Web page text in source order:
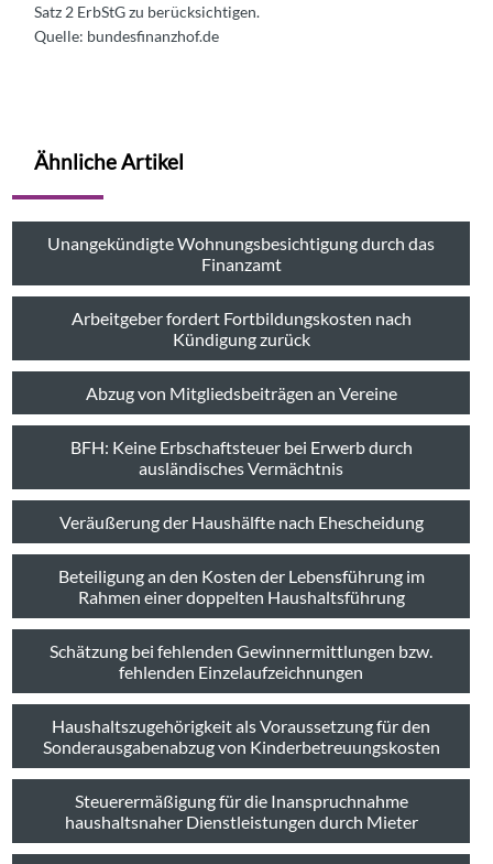
Satz 2 ErbStG zu berücksichtigen.
Quelle: bundesfinanzhof.de
Ähnliche Artikel
Unangekündigte Wohnungsbesichtigung durch das
Finanzamt
Arbeitgeber fordert Fortbildungskosten nach
Kündigung zurück
Abzug von Mitgliedsbeiträgen an Vereine
BFH: Keine Erbschaftsteuer bei Erwerb durch
ausländisches Vermächtnis
Veräußerung der Haushälfte nach Ehescheidung
Beteiligung an den Kosten der Lebensführung im
Rahmen einer doppelten Haushaltsführung
Schätzung bei fehlenden Gewinnermittlungen bzw.
fehlenden Einzelaufzeichnungen
Haushaltszugehörigkeit als Voraussetzung für den
Sonderausgabenabzug von Kinderbetreuungskosten
Steuerermäßigung für die Inanspruchnahme
haushaltsnaher Dienstleistungen durch Mieter